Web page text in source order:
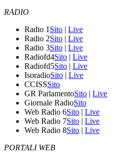
RADIO
Radio 1 Sito | Live
Radio 2Sito | Live
Radio 3Sito | Live
Radiofd4Sito | Live
Radiofd5Sito | Live
IsoradioSito | Live
CCISSSito
GR ParlamentoSito | Live
Giornale RadioSito
Web Radio 6Sito | Live
Web Radio 7Sito | Live
Web Radio 8Sito | Live
PORTALI WEB